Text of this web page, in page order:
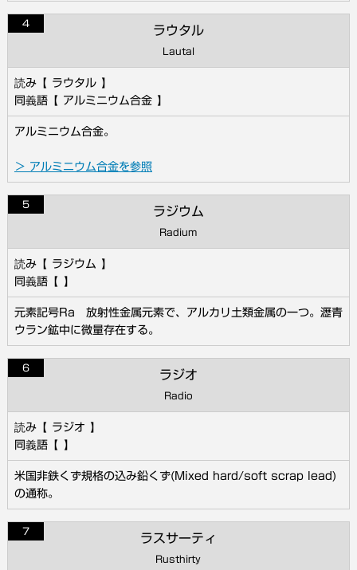
4
ラウタル
Lautal
ラウタル
アルミニウム合金
アルミニウム合金。
＞ アルミニウム合金を参照
5
ラジウム
Radium
ラジウム
元素記号Ra 放射性金属元素で、アルカリ土類金属の一つ。瀝青
ウラン鉱中に微量存在する。
6
ラジオ
Radio
ラジオ
米国非鉄くず規格の込み鉛くず(Mixed hard/soft scrap lead)
の通称。
7
ラスサーティ
Rusthirty